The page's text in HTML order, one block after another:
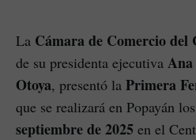
La Cámara de Comercio del
de su presidenta ejecutiva
Otoya, presentó la Primera
que se realizará en Popayán
septiembre de 2025 en el